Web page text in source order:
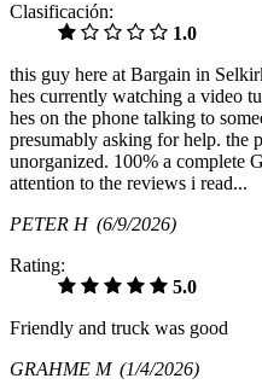
Clasificación:
1.0
this guy here at Bargain in
hes currently watching a video
hes on the phone talking to
presumably asking for help. the
unorganized. 100% a complete
attention to the reviews i read...
PETER H (6/9/2026)
Rating:
5.0
Friendly and truck was good
GRAHME M (1/4/2026)